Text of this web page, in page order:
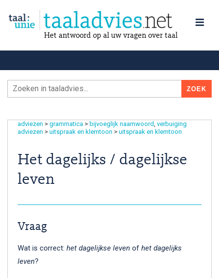
Het antwoord op al uw vragen over taal
adviezen > grammatica > bijvoeglijk naamwoord verbuiging
adviezen > uitspraak en klemtoon > uitspraak en klemtoon
Het dagelijks / dagelijkse
leven
Vraag
Wat is correct: het dagelijkse leven of het dagelijks
leven?